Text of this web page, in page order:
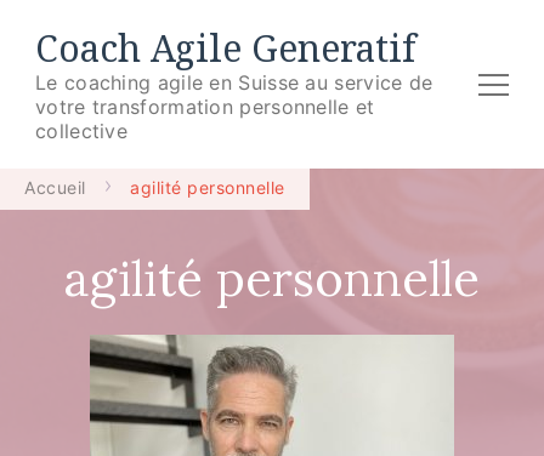
Coach Agile Generatif
Le coaching agile en Suisse au service de
votre transformation personnelle et
collective
Accueil agilité personnelle
agilité personnelle